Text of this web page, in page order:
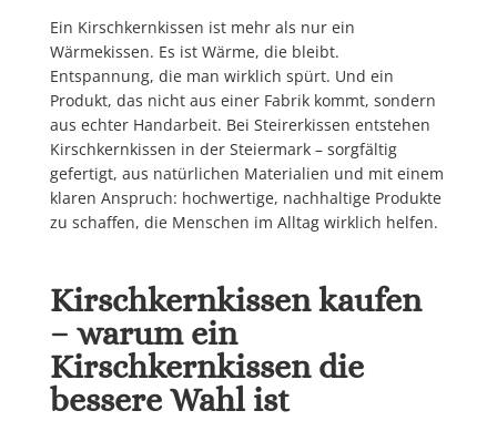
Ein Kirschkernkissen ist mehr als nur ein
Wärmekissen. Es ist Wärme, die bleibt.
Entspannung, die man wirklich spürt. Und ein
Produkt, das nicht aus einer Fabrik kommt, sondern
aus echter Handarbeit. Bei Steirerkissen entstehen
Kirschkernkissen in der Steiermark – sorgfältig
gefertigt, aus natürlichen Materialien und mit einem
klaren Anspruch: hochwertige, nachhaltige Produkte
zu schaffen, die Menschen im Alltag wirklich helfen.
Kirschkernkissen kaufen
– warum ein
Kirschkernkissen die
bessere Wahl ist